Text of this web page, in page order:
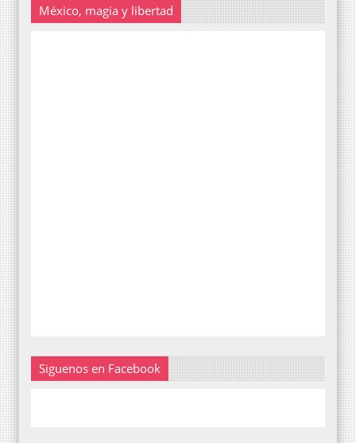
México, magia y libertad
Siguenos en Facebook